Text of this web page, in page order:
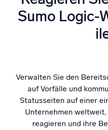
Unterstützt durch KI/ML
Proprietäre Algorithmen,
Intelligente
reagieren
Protokolle für Sicherheit
Cloud-Sicherheit durch
freischalten
Sumo Logic-
Verwalten Sie den
auf Vorfälle und
Statusseiten auf einer
Unternehmen
reagieren und ihre